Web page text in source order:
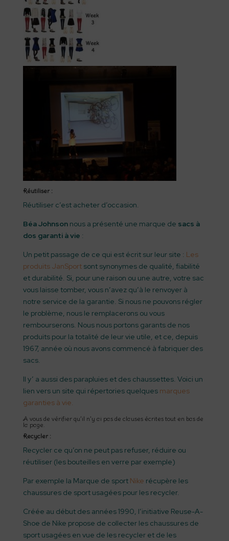
Réutiliser :
Réutiliser c’est acheter d’occasion.
Béa Johnsonnous a présenté une marque de sacs à
dos garanti à vie :
Un petit passage de ce qui est écrit sur leur site : Les
produits JanSport sont synonymes de qualité, fiabilité
et durabilité. Si, pour une raison ou une autre, votre sac
vous laisse tomber, vous n’avez qu’à le renvoyer à
notre service de la garantie. Si nous ne pouvons régler
le problème, nous le remplacerons ou vous
rembourserons. Nous nous portons garants de nos
produits pour la totalité de leur vie utile, et ce, depuis
1967, année où nous avons commencé à fabriquer des
sacs.
Il y’ a aussi des parapluies et des chaussettes. Voici un
lien vers un site qui répertories quelques marques
garanties à vie.
A vous de vérifier qu’il n’y ai pas de clauses écrites tout en bas de
la page.
Recycler :
Recycler ce qu’on ne peut pas refuser, réduire ou
réutiliser (les bouteilles en verre par exemple)
Par exemple la Marque de sport Nike récupère les
chaussures de sport usagées pour les recycler.
Créée au début des années 1990, l’initiative Reuse-A-
Shoe de Nike propose de collecter les chaussures de
sport usagées en vue de les recycler et de les